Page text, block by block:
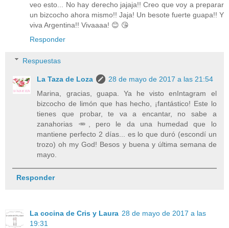
veo esto... No hay derecho jajaja!! Creo que voy a preparar
un bizcocho ahora mismo!! Jaja! Un besote fuerte guapa!! Y
viva Argentina!! Vivaaaa! 😊 😘
Responder
Respuestas
La Taza de Loza
28 de mayo de 2017 a las 21:54
Marina, gracias, guapa. Ya he visto enIntagram el
bizcocho de limón que has hecho, ¡fantástico! Este lo
tienes que probar, te va a encantar, no sabe a
zanahorias 🥕, pero le da una humedad que lo
mantiene perfecto 2 días... es lo que duró (escondí un
trozo) oh my God! Besos y buena y última semana de
mayo.
Responder
La cocina de Cris y Laura 28 de mayo de 2017 a las
19:31